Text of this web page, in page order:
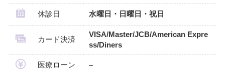
休診日 水曜日・日曜日・祝日
カード決済
VISA/Master/JCB/American Expre
ss/Diners
医療ローン –